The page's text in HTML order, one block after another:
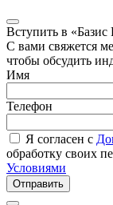
Вступить в
С вами свяжется
чтобы обсудить
Имя
Телефон
Я согласен с
обработку своих
Условиями
Отправить